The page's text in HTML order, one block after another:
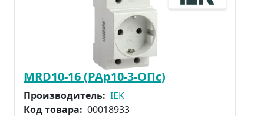
MRD10-16 (РАр10-3-ОПс)
Производитель: IEK
Код товара: 00018933